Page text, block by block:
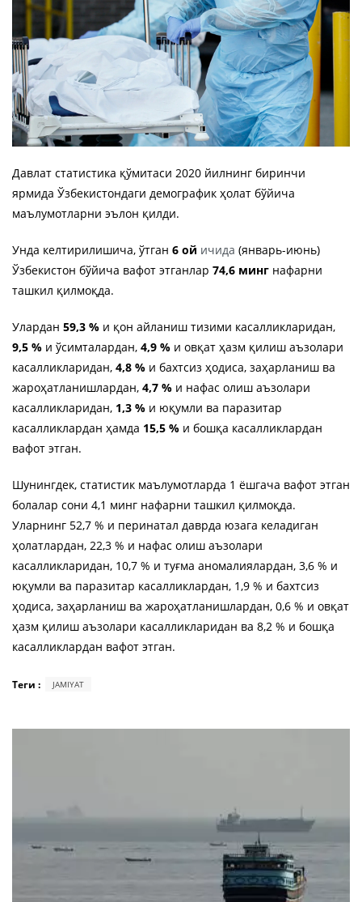
Давлат статистика қўмитаси 2020 йилнинг биринчи
ярмида Ўзбекистондаги демографик ҳолат бўйича
маълумотларни эълон қилди.
Унда келтирилишича, ўтган 6 ой ичида (январь-июнь)
Ўзбекистон бўйича вафот этганлар 74,6 минг нафарни
ташкил қилмоқда.
Улардан 59,3 % и қон айланиш тизими касалликларидан,
9,5 % и ўсимталардан, 4,9 % и овқат ҳазм қилиш аъзолари
касалликларидан, 4,8 % и бахтсиз ҳодиса, заҳарланиш ва
жароҳатланишлардан, 4,7 % и нафас олиш аъзолари
касалликларидан, 1,3 % и юқумли ва паразитар
касалликлардан ҳамда 15,5 % и бошқа касалликлардан
вафот этган.
Шунингдек, статистик маълумотларда 1 ёшгача вафот этган
болалар сони 4,1 минг нафарни ташкил қилмоқда.
Уларнинг 52,7 % и перинатал даврда юзага келадиган
ҳолатлардан, 22,3 % и нафас олиш аъзолари
касалликларидан, 10,7 % и туғма аномалиялардан, 3,6 % и
юқумли ва паразитар касалликлардан, 1,9 % и бахтсиз
ҳодиса, заҳарланиш ва жароҳатланишлардан, 0,6 % и овқат
ҳазм қилиш аъзолари касалликларидан ва 8,2 % и бошқа
касалликлардан вафот этган.
Теги : JAMIYAT